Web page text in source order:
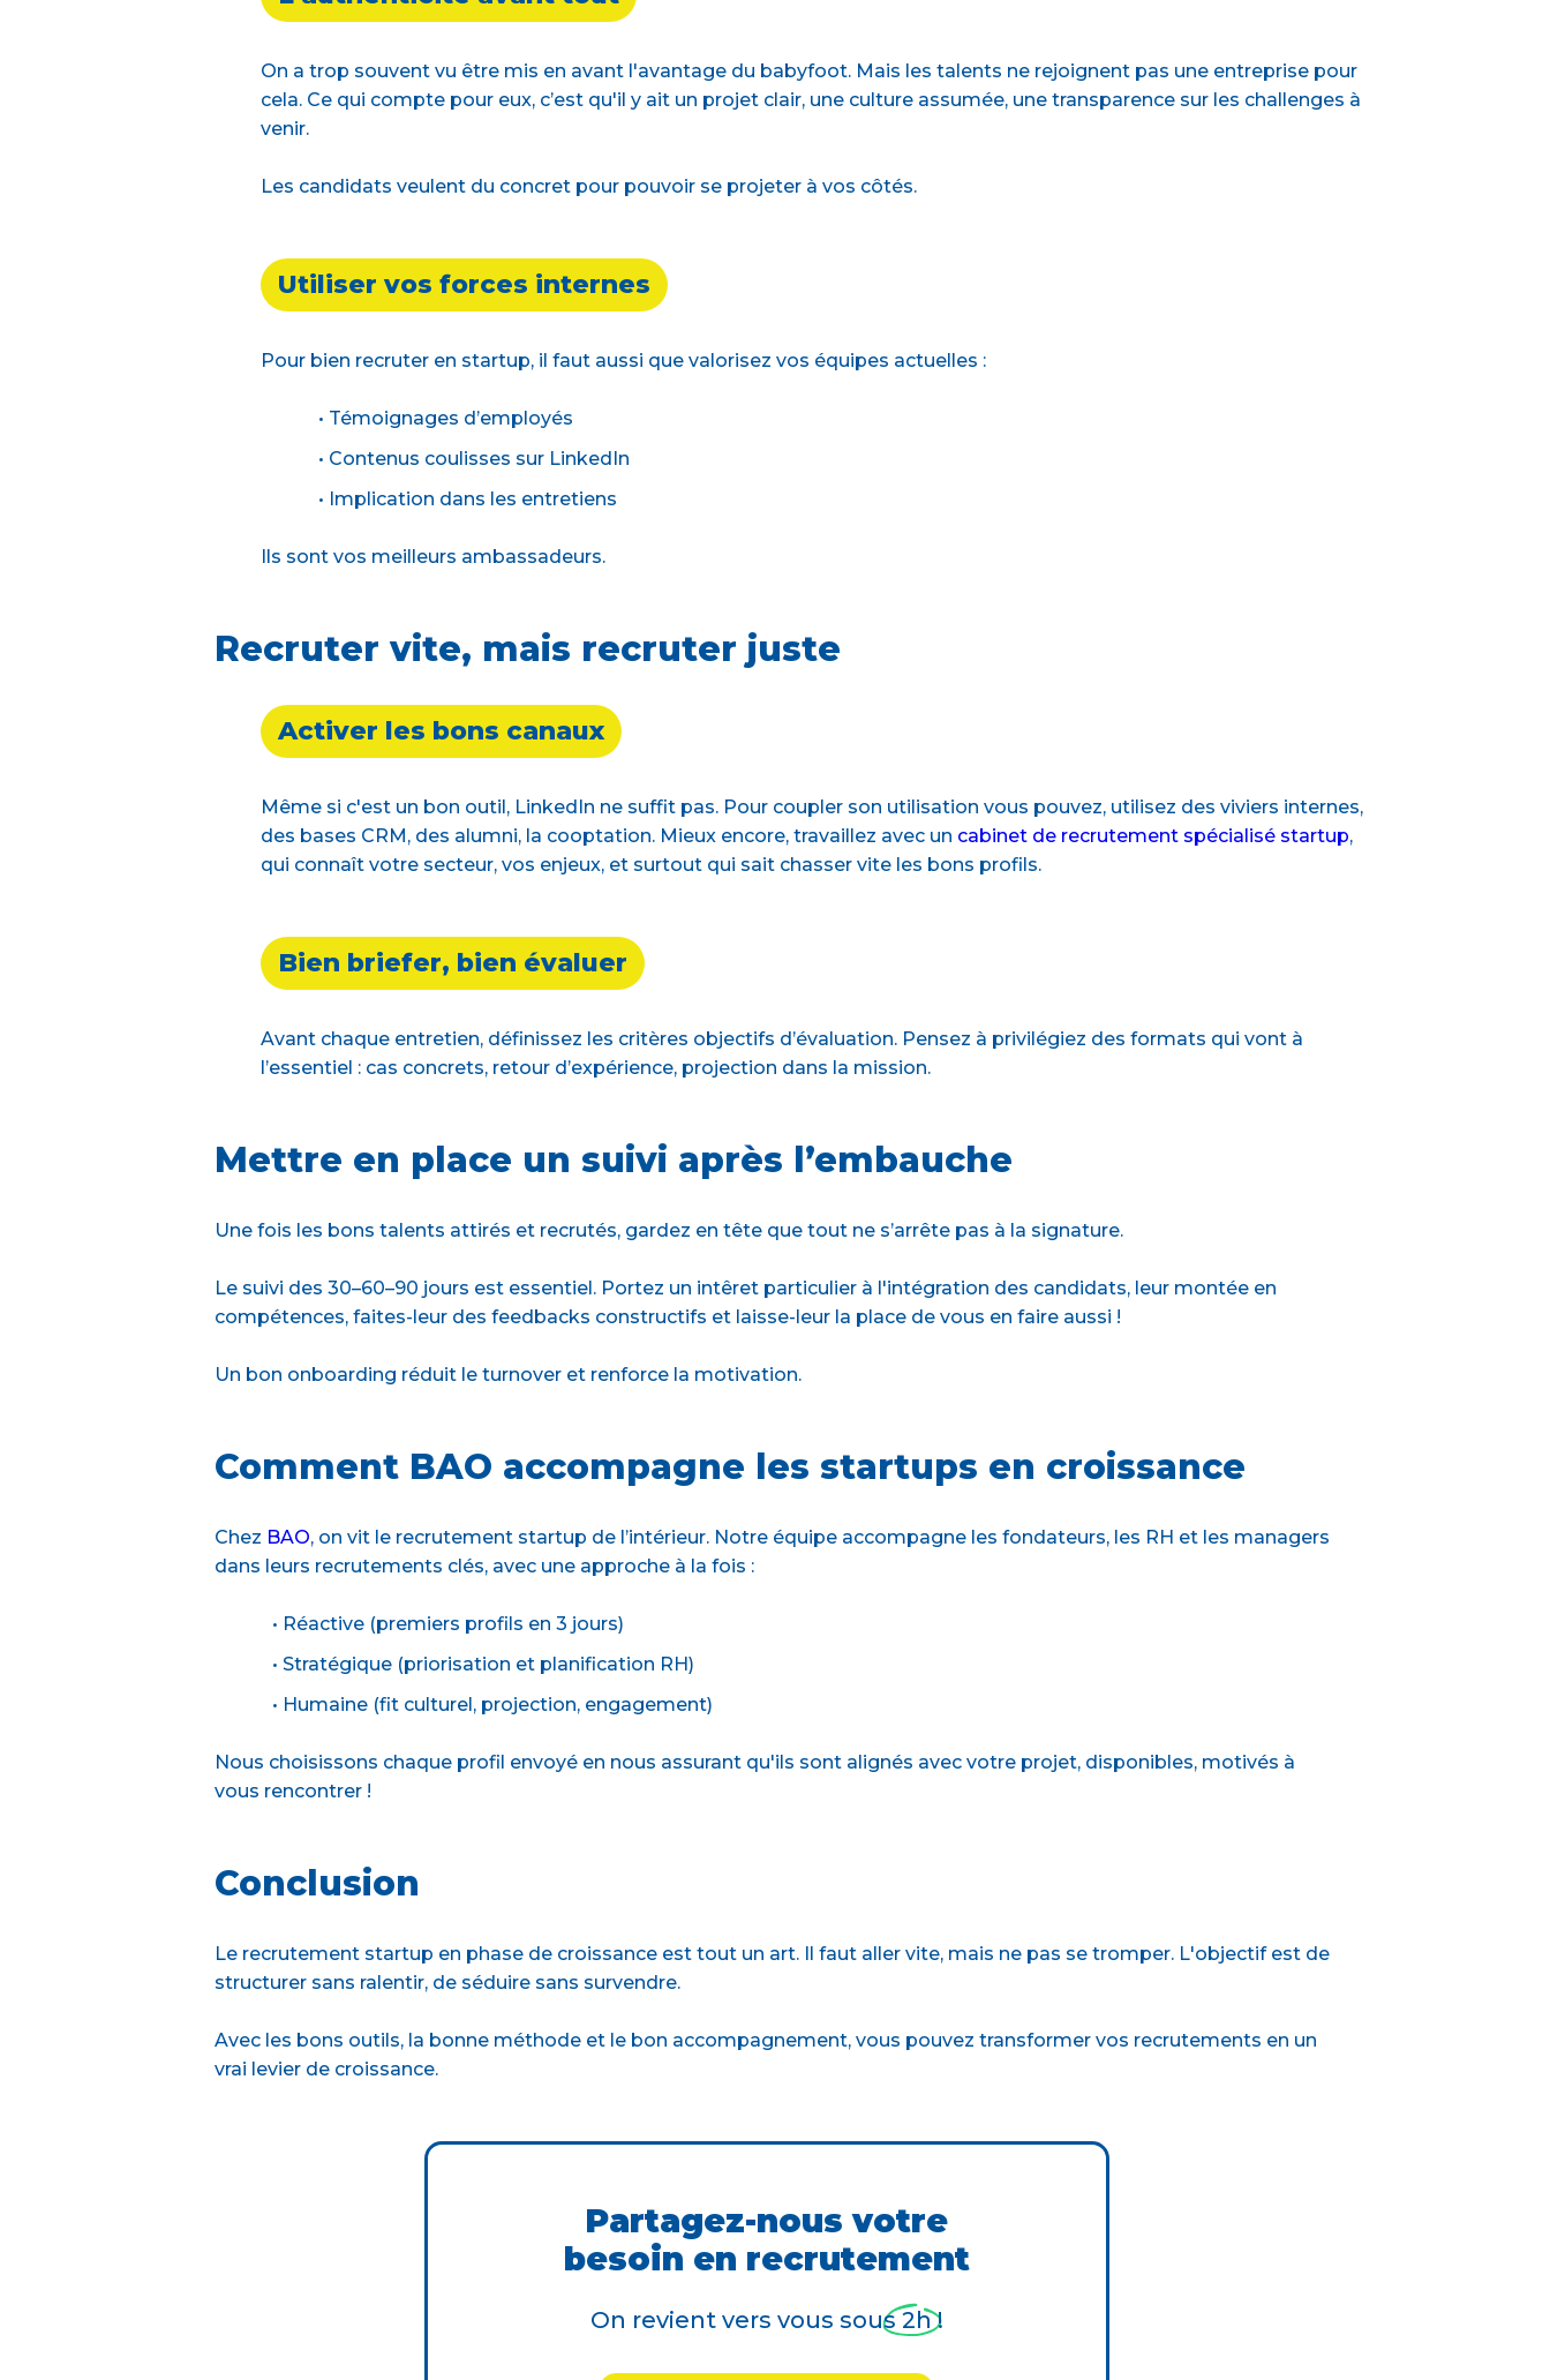
On a trop souvent vu être mis en avant l'avantage du babyfoot. Mais les talents ne rejoignent pas une entreprise pour
cela. Ce qui compte pour eux, c’est qu'il y ait un projet clair, une culture assumée, une transparence sur les challenges à
venir.
Les candidats veulent du concret pour pouvoir se projeter à vos côtés.
Utiliser vos forces internes
Pour bien recruter en startup, il faut aussi que valorisez vos équipes actuelles :
• Témoignages d’employés
• Contenus coulisses sur LinkedIn
• Implication dans les entretiens
Ils sont vos meilleurs ambassadeurs.
Recruter vite, mais recruter juste
Activer les bons canaux
Même si c'est un bon outil, LinkedIn ne suffit pas. Pour coupler son utilisation vous pouvez, utilisez des viviers internes,
des bases CRM, des alumni, la cooptation. Mieux encore, travaillez avec un cabinet de recrutement spécialisé startup,
qui connaît votre secteur, vos enjeux, et surtout qui sait chasser vite les bons profils.
Bien briefer, bien évaluer
Avant chaque entretien, définissez les critères objectifs d’évaluation. Pensez à privilégiez des formats qui vont à
l’essentiel : cas concrets, retour d’expérience, projection dans la mission.
Mettre en place un suivi après l’embauche
Une fois les bons talents attirés et recrutés, gardez en tête que tout ne s’arrête pas à la signature.
Le suivi des 30–60–90 jours est essentiel. Portez un intêret particulier à l'intégration des candidats, leur montée en
compétences, faites-leur des feedbacks constructifs et laisse-leur la place de vous en faire aussi !
Un bon onboarding réduit le turnover et renforce la motivation.
Comment BAO accompagne les startups en croissance
Chez BAO, on vit le recrutement startup de l’intérieur. Notre équipe accompagne les fondateurs, les RH et les managers
dans leurs recrutements clés, avec une approche à la fois :
• Réactive (premiers profils en 3 jours)
• Stratégique (priorisation et planification RH)
• Humaine (fit culturel, projection, engagement)
Nous choisissons chaque profil envoyé en nous assurant qu'ils sont alignés avec votre projet, disponibles, motivés à
vous rencontrer !
Conclusion
Le recrutement startup en phase de croissance est tout un art. Il faut aller vite, mais ne pas se tromper. L'objectif est de
structurer sans ralentir, de séduire sans survendre.
Avec les bons outils, la bonne méthode et le bon accompagnement, vous pouvez transformer vos recrutements en un
vrai levier de croissance.
Partagez-nous votre
besoin en recrutement
On revient vers vous sous 2h !